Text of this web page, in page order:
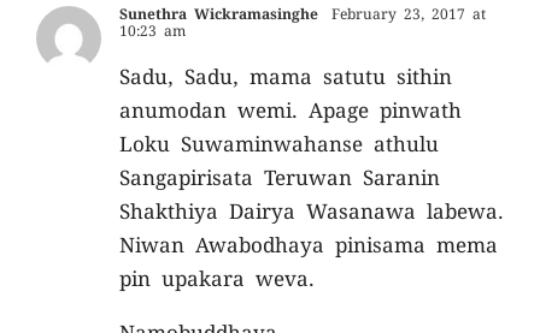
Sunethra Wickramasinghe
February 23, 2017 at
10:23 am
Sadu, Sadu, mama satutu sithin
anumodan wemi. Apage pinwath
Loku Suwaminwahanse athulu
Sangapirisata Teruwan Saranin
Shakthiya Dairya Wasanawa labewa.
Niwan Awabodhaya pinisama mema
pin upakara weva.